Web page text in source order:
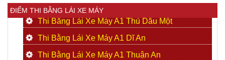
ĐIỂM THI BẰNG LÁI XE MÁY
Thi Bằng Lái Xe Máy A1 Thủ Dầu Một
Thi Bằng Lái Xe Máy A1 Dĩ An
Thi Bằng Lái Xe Máy A1 Thuận An